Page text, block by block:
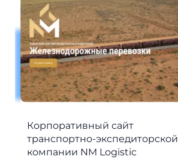
Корпоративный сайт
транспортно-экспедиторской
компании NM Logistic